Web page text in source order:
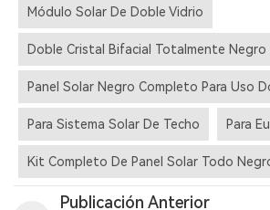
Módulo Solar De Doble Vidrio
Doble Cristal Bifacial Totalmente Negro
Panel Solar Negro Completo Para Uso
Para Sistema Solar De Techo Para
Kit Completo De Panel Solar Todo
Publicación Anterior